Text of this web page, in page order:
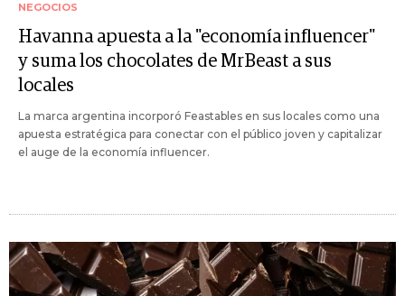
NEGOCIOS
Havanna apuesta a la "economía influencer"
y suma los chocolates de MrBeast a sus
locales
La marca argentina incorporó Feastables en sus locales como una
apuesta estratégica para conectar con el público joven y capitalizar
el auge de la economía influencer.